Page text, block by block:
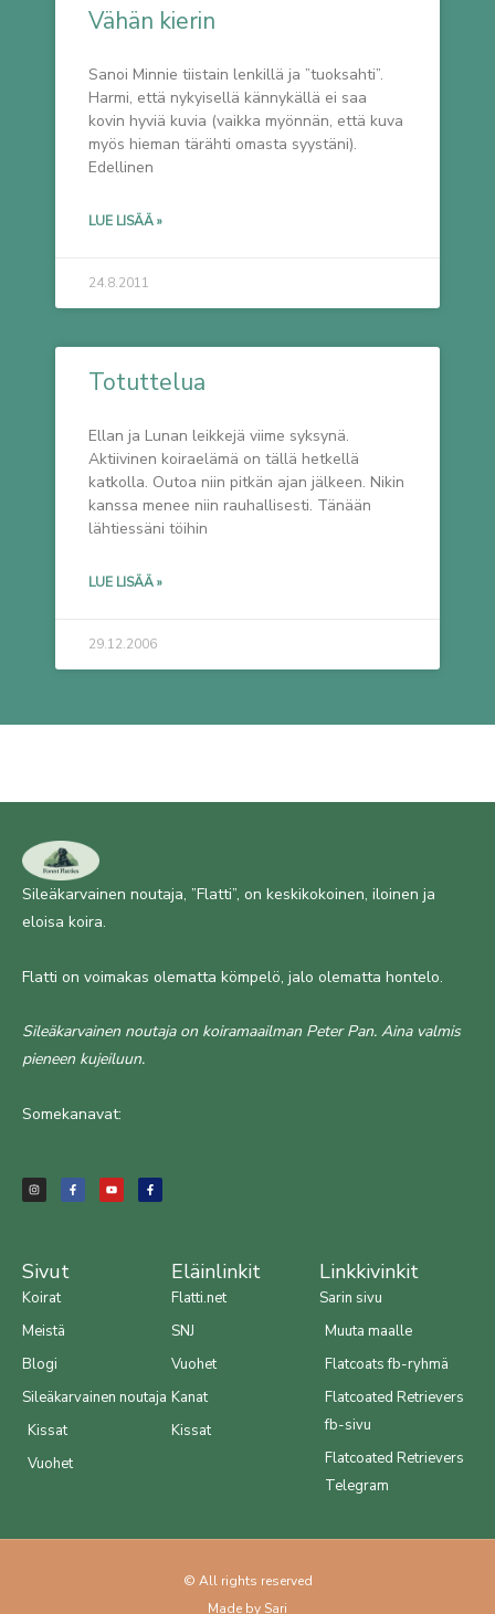
Vähän kierin
Sanoi Minnie tiistain lenkillä ja ”tuoksahti”.
Harmi, että nykyisellä kännykällä ei saa
kovin hyviä kuvia (vaikka myönnän, että kuva
myös hieman tärähti omasta syystäni).
Edellinen
LUE LISÄÄ »
24.8.2011
Totuttelua
Ellan ja Lunan leikkejä viime syksynä.
Aktiivinen koiraelämä on tällä hetkellä
katkolla. Outoa niin pitkän ajan jälkeen. Nikin
kanssa menee niin rauhallisesti. Tänään
lähtiessäni töihin
LUE LISÄÄ »
29.12.2006
Sileäkarvainen noutaja, ”Flatti”, on keskikokoinen, iloinen ja
eloisa koira.
Flatti on voimakas olematta kömpelö, jalo olematta hontelo.
Sileäkarvainen noutaja on koiramaailman Peter Pan. Aina valmis
pieneen kujeiluun.
Somekanavat:
s
t
a
c
e
b
u
t
u
c
e
b
Sivut
Koirat
Meistä
Blogi
Sileäkarvainen noutaja
Kissat
Vuohet
Eläinlinkit
Flatti.net
SNJ
Vuohet
Kanat
Kissat
Linkkivinkit
Sarin sivu
Muuta maalle
Flatcoats fb-ryhmä
Flatcoated Retrievers
fb-sivu
Flatcoated Retrievers
Telegram
© All rights reserved
Made by Sari